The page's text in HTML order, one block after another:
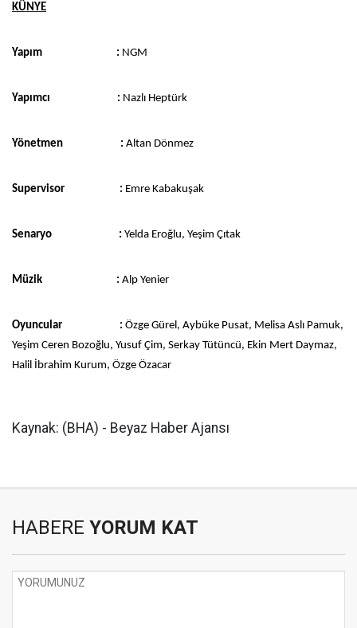
KÜNYE
Yapım : NGM
Yapımcı : Nazlı Heptürk
Yönetmen : Altan Dönmez
Supervisor : Emre Kabakuşak
Senaryo : Yelda Eroğlu, Yeşim Çıtak
Müzik : Alp Yenier
Oyuncular : Özge Gürel, Aybüke Pusat, Melisa Aslı Pamuk,
Yeşim Ceren Bozoğlu, Yusuf Çim, Serkay Tütüncü, Ekin Mert Daymaz,
Halil İbrahim Kurum, Özge Özacar
Kaynak: (BHA) - Beyaz Haber Ajansı
HABERE YORUM KAT